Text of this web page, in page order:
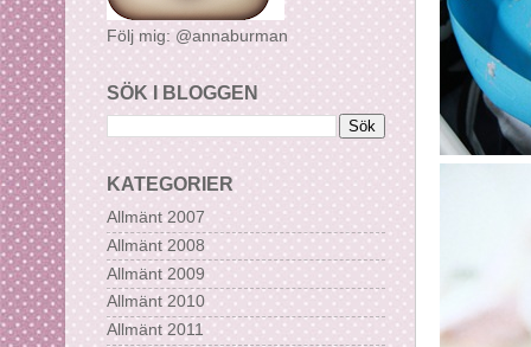
Följ mig: @annaburman
SÖK I BLOGGEN
KATEGORIER
Allmänt 2007
Allmänt 2008
Allmänt 2009
Allmänt 2010
Allmänt 2011